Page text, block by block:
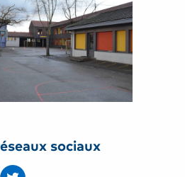
sociaux